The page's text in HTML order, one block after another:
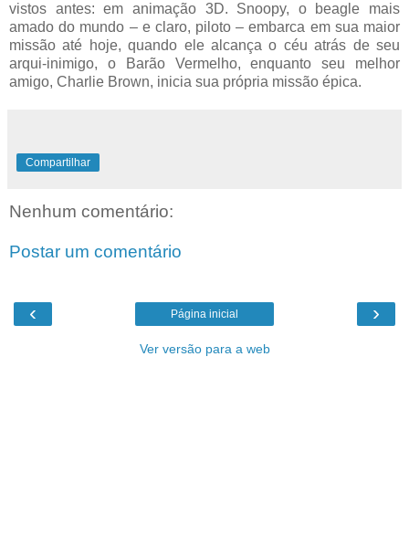
vistos antes: em animação 3D. Snoopy, o beagle mais
amado do mundo – e claro, piloto – embarca em sua maior
missão até hoje, quando ele alcança o céu atrás de seu
arqui-inimigo, o Barão Vermelho, enquanto seu melhor
amigo, Charlie Brown, inicia sua própria missão épica.
Compartilhar
Nenhum comentário:
Postar um comentário
‹ ›
Página inicial
Ver versão para a web